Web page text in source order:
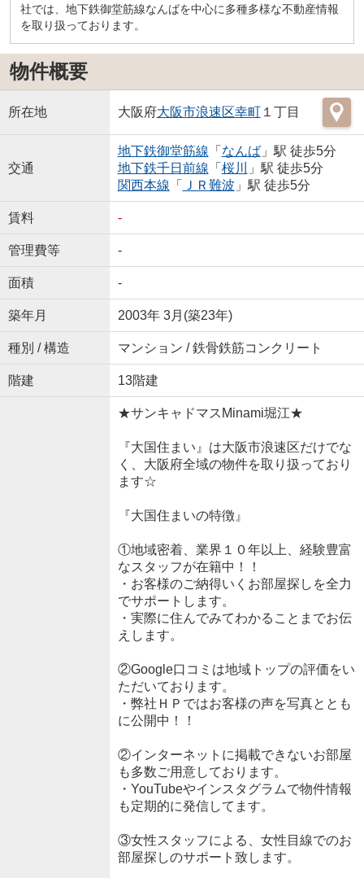
社では、地下鉄御堂筋線なんばを中心に多種多様な不動産情報
を取り扱っております。
物件概要
所在地 大阪府大阪市浪速区幸町１丁目
交通
地下鉄御堂筋線 「 なんば」駅 徒歩5分
地下鉄千日前線 「 桜川
」駅 徒歩5分
関西本線 「 ＪＲ難波 」駅 徒歩5分
賃料 -
管理費等 -
面積 -
築年月 2003年 3月(築23年)
種別 / 構造 マンション / 鉄骨鉄筋コンクリート
階建 13階建
★サンキャドマスMinami堀江★
『大国住まい』は大阪市浪速区だけでな
く、大阪府全域の物件を取り扱っており
ます☆
『大国住まいの特徴』
①地域密着、業界１０年以上、経験豊富
なスタッフが在籍中！！
・お客様のご納得いくお部屋探しを全力
でサポートします。
・実際に住んでみてわかることまでお伝
えします。
②Google口コミは地域トップの評価をい
ただいております。
・弊社ＨＰではお客様の声を写真ととも
に公開中！！
②インターネットに掲載できないお部屋
も多数ご用意しております。
・YouTubeやインスタグラムで物件情報
も定期的に発信してます。
③女性スタッフによる、女性目線でのお
部屋探しのサポート致します。